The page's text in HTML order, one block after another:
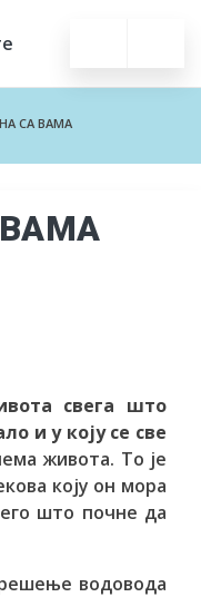
СА ВАМА
свега што
и у коју се све
живота. То је
коју он мора
што почне да
водовода